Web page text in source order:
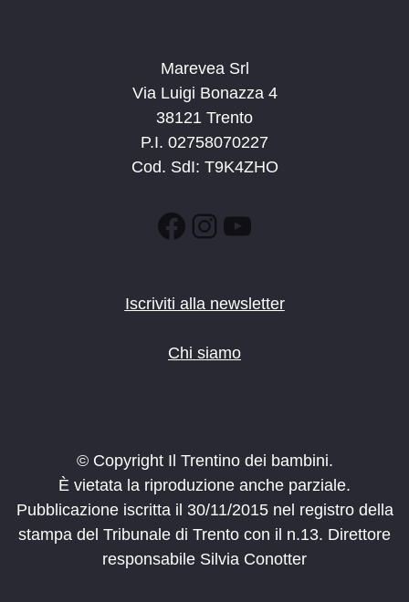
Marevea Srl
Via Luigi Bonazza 4
38121 Trento
P.I. 02758070227
Cod. SdI: T9K4ZHO
Facebook
Instagram
YouTube
Iscriviti alla newsletter
Chi siamo
© Copyright Il Trentino dei bambini.
È vietata la riproduzione anche parziale.
Pubblicazione iscritta il 30/11/2015 nel registro della
stampa del Tribunale di Trento con il n.13. Direttore
responsabile Silvia Conotter